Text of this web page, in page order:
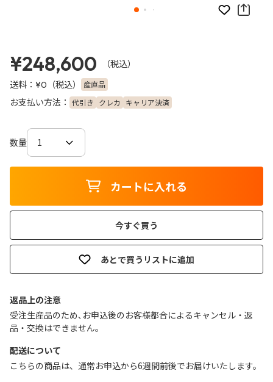
お気に入り
¥248,600
（税込）
送料： ¥0 （税込） 産直品
お支払い方法： 代引き クレカ キャリア決済
数量
カートに入れる
今すぐ買う
あとで買うリストに追加
返品上の注意
受注生産品のため､お申込後のお客様都合によるキャンセル・返
品・交換はできません｡
配送について
こちらの商品は、通常お申込から6週間前後でお届けいたします。